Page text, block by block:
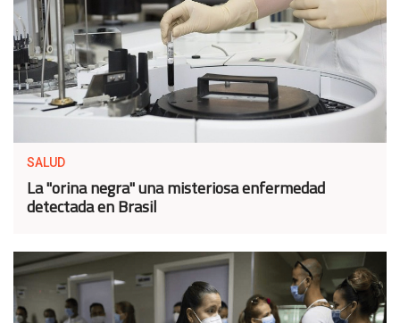
SALUD
La "orina negra" una misteriosa enfermedad
detectada en Brasil